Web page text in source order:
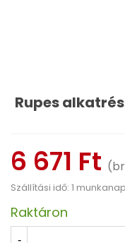
Rupes
6 671 Ft
Szállítási idő: 1 munkanap
Raktáron
-